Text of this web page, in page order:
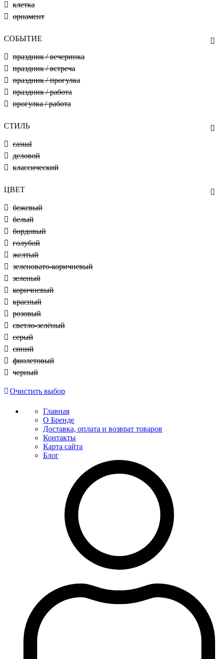
клетка
орнамент
СОБЫТИЕ
праздник / вечеринка
праздник / встреча
праздник / прогулка
праздник / работа
прогулка / работа
СТИЛЬ
casual
деловой
классический
ЦВЕТ
бежевый
белый
бордовый
голубой
желтый
зеленовато-коричневый
зеленый
коричневый
красный
розовый
светло-зелёный
серый
синий
фиолетовый
черный
Очистить выбор
Главная
О Бренде
Доставка, оплата и возврат товаров
Контакты
Карта сайта
Блог